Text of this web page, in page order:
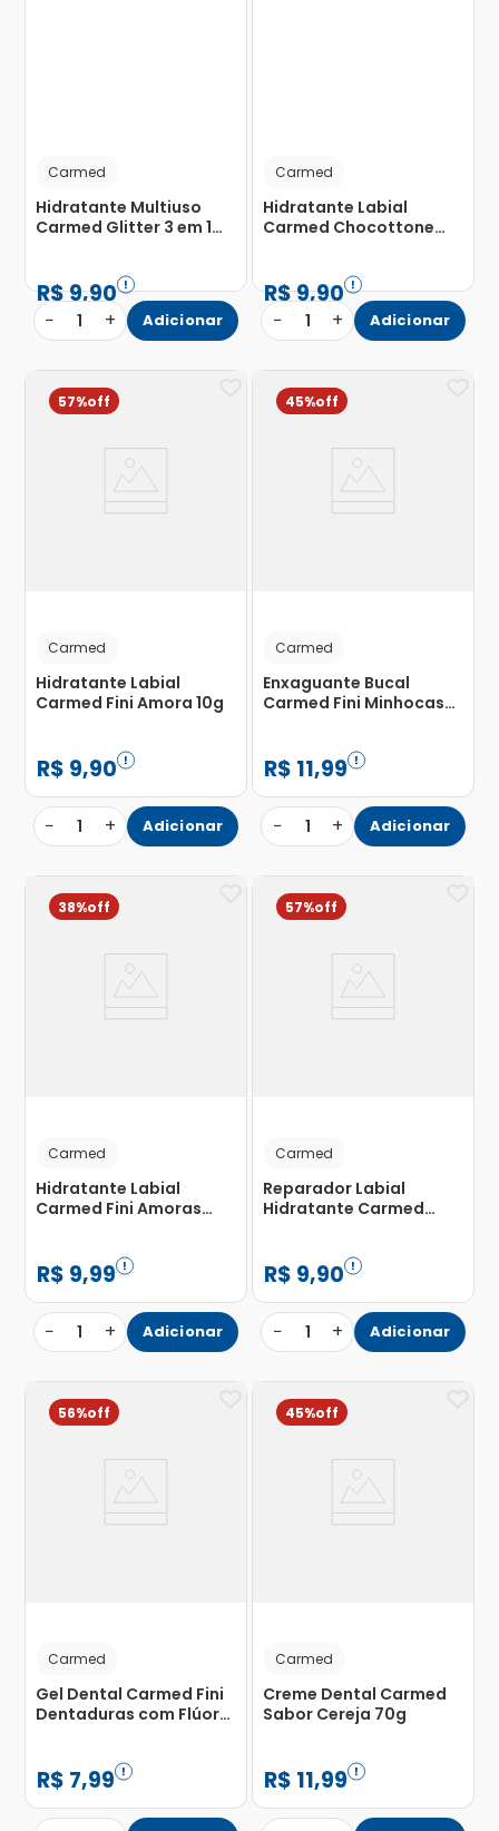
Carmed
Hidratante Multiuso
Carmed Glitter 3 em 1
R$9,90
− 1 + Adicionar
Carmed
Hidratante Labial
Carmed Chocottone
R$9,90
− 1 + Adicionar
57%
Carmed
Hidratante Labial
Carmed Fini Amora 10g
R$ 9,90
− 1 + Adicionar
45%
Carmed
Enxaguante Bucal
Carmed Fini Minhocas
R$ 11,99
− 1 + Adicionar
38%
Carmed
Hidratante Labial
Carmed Fini Amoras
R$ 9,99
− 1 + Adicionar
57%
Carmed
Reparador Labial
Hidratante Carmed
R$ 9,90
− 1 + Adicionar
56%
Carmed
Gel Dental Carmed Fini
Dentaduras com Flúor
R$ 7,99
45%
Carmed
Creme Dental Carmed
Sabor Cereja 70g
R$ 11,99